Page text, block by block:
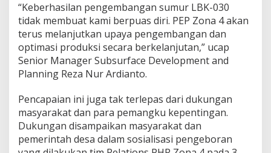
“Keberhasilan pengembangan sumur LBK-030
tidak membuat kami berpuas diri. PEP Zona 4 akan
terus melanjutkan upaya pengembangan dan
optimasi produksi secara berkelanjutan,” ucap
Senior Manager Subsurface Development and
Planning Reza Nur Ardianto.
Pencapaian ini juga tak terlepas dari dukungan
masyarakat dan para pemangku kepentingan.
Dukungan disampaikan masyarakat dan
pemerintah desa dalam sosialisasi pengeboran